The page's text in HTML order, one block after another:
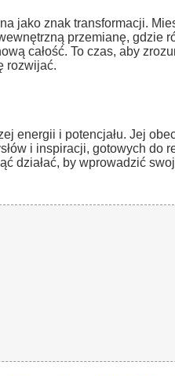
jako znak transformacji.
przemianę, gdzie
całość. To czas, aby
rozwijać.
energii i potencjału. Jej
i inspiracji, gotowych do
działać, by wprowadzić